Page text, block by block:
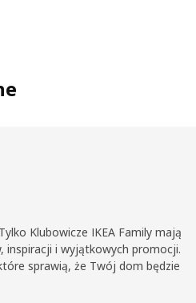
Klubowicze IKEA Family mają
inspiracji i wyjątkowych promocji.
sprawią, że Twój dom będzie